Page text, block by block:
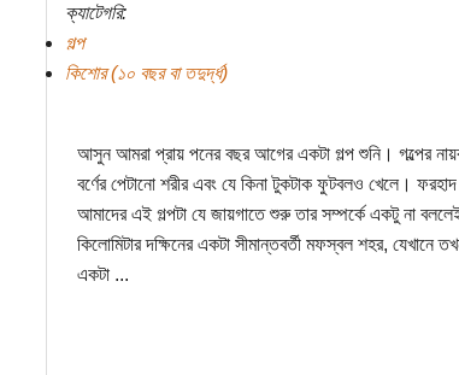
ক্যাটেগরি:
গল্প
কিশোর (১০ বছর বা তদুর্দ্ধ)
আসুন আমরা প্রায় পনের বছর আগের একটা গল্প শুনি। গল্পের
বর্ণের পেটানো শরীর এবং যে কিনা টুকটাক ফুটবলও খেলে।
আমাদের এই গল্পটা যে জায়গাতে শুরু তার সম্পর্কে একটু না
কিলোমিটার দক্ষিনের একটা সীমান্তবর্তী মফস্বল শহর, যেখানে
একটা ...